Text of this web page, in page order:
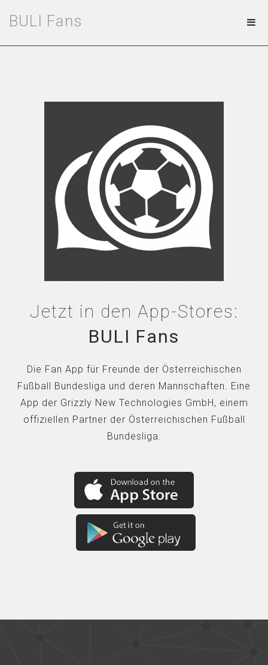
BULI Fans
Jetzt in den App-Stores:
BULI Fans
Die Fan App für Freunde der Österreichischen
Fußball Bundesliga und deren Mannschaften. Eine
App der Grizzly New Technologies GmbH, einem
offiziellen Partner der Österreichischen Fußball
Bundesliga.